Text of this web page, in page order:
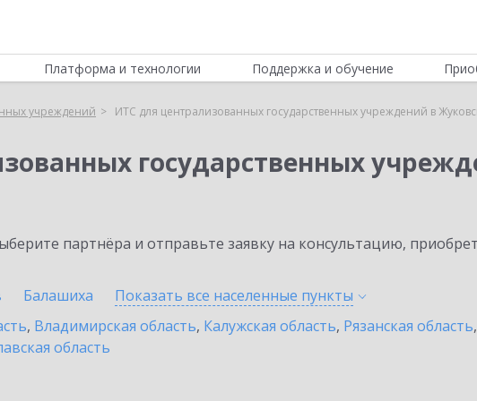
Платформа и технологии Поддержка и обучение
учреждений ИТС для централизованных государственных учреждений в
государственных
партнёра и отправьте заявку на консультацию,
Балашиха Показать все населенные пункты
, Владимирская область, Калужская область, Рязанская область,
область